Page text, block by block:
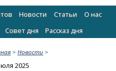
Новости Статьи
О нас
Cовет дня Рассказ дня
>Новости >
2025